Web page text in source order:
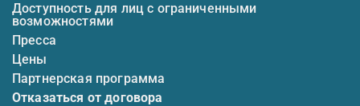
Доступность для лиц с ограниченными
возможностями
Пресса
Цены
Партнерская программа
Отказаться от договора